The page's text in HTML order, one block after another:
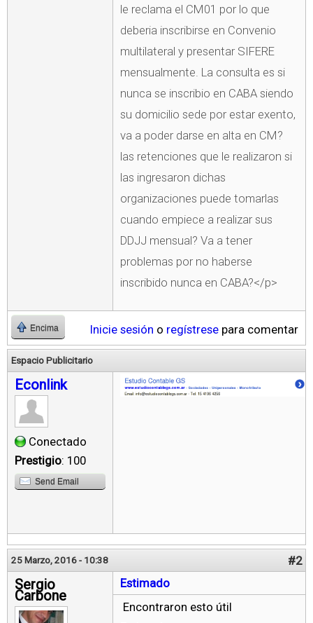
le reclama el CM01 por lo que
deberia inscribirse en Convenio
multilateral y presentar SIFERE
mensualmente. La consulta es si
nunca se inscribio en CABA siendo
su domicilio sede por estar exento,
va a poder darse en alta en CM?
las retenciones que le realizaron si
las ingresaron dichas
organizaciones puede tomarlas
cuando empiece a realizar sus
DDJJ mensual? Va a tener
problemas por no haberse
inscribido nunca en CABA?</p>
Encima Inicie sesión o regístrese para comentar
Espacio Publicitario
Econlink
Conectado
Prestigio: 100
Send Email
25 Marzo, 2016 - 10:38 #2
Sergio
Carbone
Estimado
Encontraron esto útil